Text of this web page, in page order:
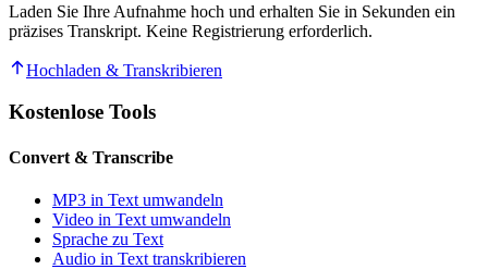
Laden Sie Ihre Aufnahme hoch und erhalten Sie in Sekunden ein
präzises Transkript. Keine Registrierung erforderlich.
Hochladen & Transkribieren
Kostenlose Tools
Convert & Transcribe
MP3 in Text umwandeln
Video in Text umwandeln
Sprache zu Text
Audio in Text transkribieren